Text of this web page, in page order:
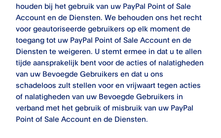
houden bij het gebruik van uw PayPal Point of Sale
Account en de Diensten. We behouden ons het recht
voor geautoriseerde gebruikers op elk moment de
toegang tot uw PayPal Point of Sale Account en de
Diensten te weigeren. U stemt ermee in dat u te allen
tijde aansprakelijk bent voor de acties of nalatigheden
van uw Bevoegde Gebruikers en dat u ons
schadeloos zult stellen voor en vrijwaart tegen acties
of nalatigheden van uw Bevoegde Gebruikers in
verband met het gebruik of misbruik van uw PayPal
Point of Sale Account en de Diensten.